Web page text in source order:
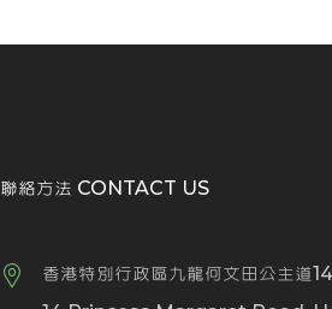
聯絡方法 CONTACT US
香港特別行政區九龍何文田公主道